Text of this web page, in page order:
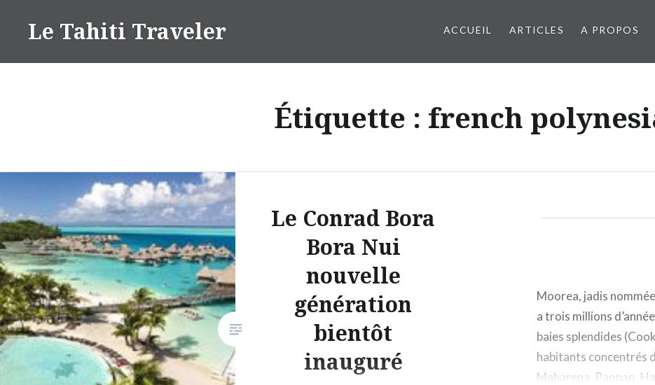
Le Tahiti Traveler ACCUEIL ARTICLES A PROPOS
Étiquette : french
Le Conrad Bora
Bora Nui
nouvelle
génération
bientôt
inauguré
Moorea, jadis
a trois millions
baies splendides
habitants concentrés
Maharepa, Paopao,